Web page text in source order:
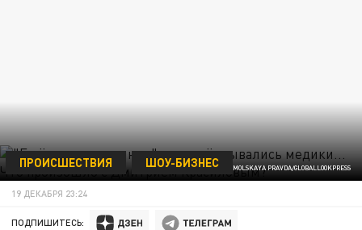
ФОТО: KOMSOMOLSKAYA PRAVDA/GLOBALLOOKPRESS
ПРОИСШЕСТВИЯ ШОУ-БИЗНЕС
19 ДЕКАБРЯ 23:24
ПОДПИШИТЕСЬ: